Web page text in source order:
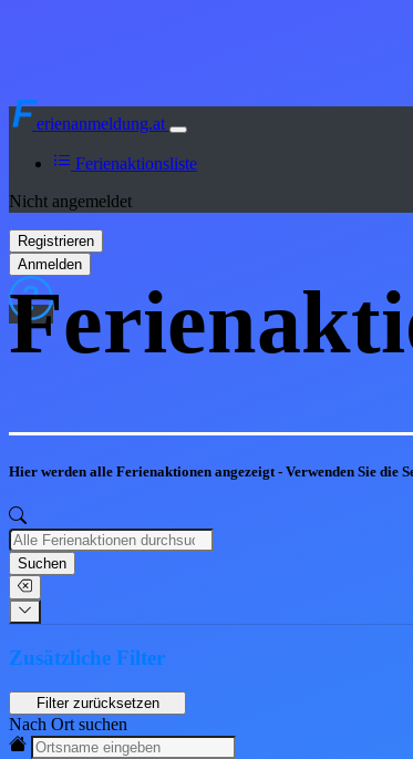
erienanmeldung.at
Ferienaktionsliste
Nicht angemeldet
Hier werden alle Ferienaktionen angezeigt - Verwenden Sie die
Suchen
Zusätzliche Filter
Nach Ort suchen